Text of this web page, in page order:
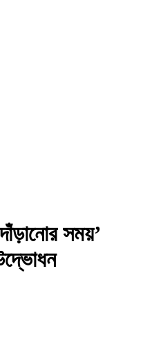
সময়’